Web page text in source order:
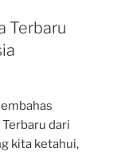
Terbaru
dari
kita ketahui,